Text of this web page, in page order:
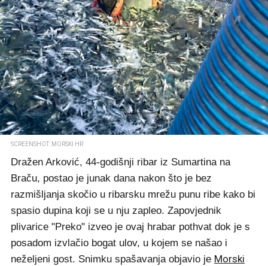
SCREENSHOT: MORSKI HR
Dražen Arković, 44-godišnji ribar iz Sumartina na
Braču, postao je junak dana nakon što je bez
razmišljanja skočio u ribarsku mrežu punu ribe kako bi
spasio dupina koji se u nju zapleo. Zapovjednik
plivarice "Preko" izveo je ovaj hrabar pothvat dok je s
posadom izvlačio bogat ulov, u kojem se našao i
neželjeni gost. Snimku spašavanja objavio je Morski